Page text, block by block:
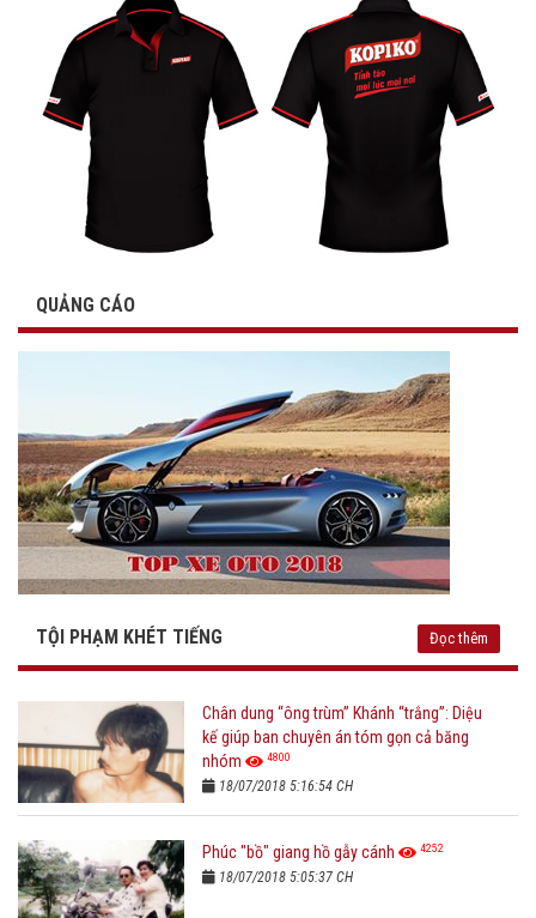
QUẢNG CÁO
TỘI PHẠM KHÉT TIẾNG Đọc thêm
Chân dung “ông trùm” Khánh “trắng”: Diệu
kế giúp ban chuyên án tóm gọn cả băng
nhóm
4800
18/07/2018 5:16:54 CH
Phúc "bồ" giang hồ gẫy cánh 4252
18/07/2018 5:05:37 CH